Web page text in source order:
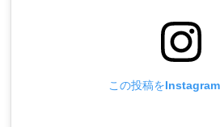
この投稿を